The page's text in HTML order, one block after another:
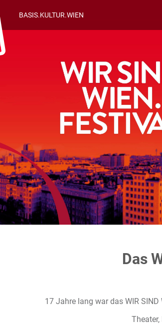
BASIS.KULTUR.WIEN
Das
17 Jahre lang war das WIR